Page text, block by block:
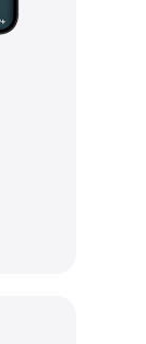
to legal